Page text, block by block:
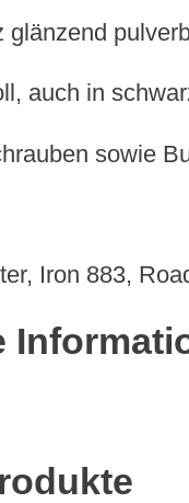
glänzend
auch in
sowie
Iron 883,